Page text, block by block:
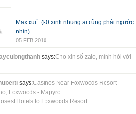
Max cui`..(k0 xinh nhưng ai cũng phải ngước
nhìn)
05 FEB 2010
says:Cho xin số zalo, mình hỏi với
says:Casinos Near Foxwoods Resort
Foxwoods - Mapyro
Hotels to Foxwoods Resort...